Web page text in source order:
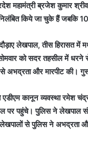
महामंत्री ब्रजेश कुमार
किये जा चुके हैं जबकि
लेखपाल, तीस हिरासत में
को सदर तहसील में धरने
अभद्रता और मारपीट की।
एडीएम कानून व्यवस्था रमेश
पर पहुंचे। पुलिस ने लेखपाल संघ
लेखपालों से पुलिस ने अभद्रता